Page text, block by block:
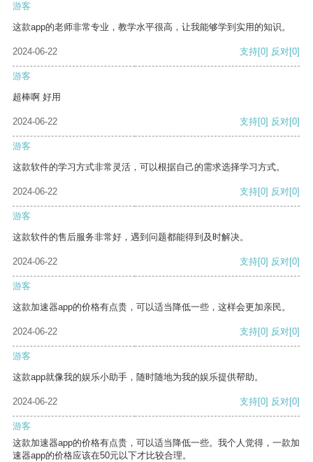
游客
这款app的老师非常专业，教学水平很高，让我能够学到实用的知识。
2024-06-22 支持[0] 反对[0]
游客
超棒啊 好用
2024-06-22 支持[0] 反对[0]
游客
这款软件的学习方式非常灵活，可以根据自己的需求选择学习方式。
2024-06-22 支持[0] 反对[0]
游客
这款软件的售后服务非常好，遇到问题都能得到及时解决。
2024-06-22 支持[0] 反对[0]
游客
这款加速器app的价格有点贵，可以适当降低一些，这样会更加亲民。
2024-06-22 支持[0] 反对[0]
游客
这款app就像我的娱乐小助手，随时随地为我的娱乐提供帮助。
2024-06-22 支持[0] 反对[0]
游客
这款加速器app的价格有点贵，可以适当降低一些。我个人觉得，一款加
速器app的价格应该在50元以下才比较合理。